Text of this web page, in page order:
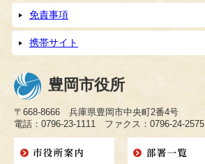
免責事項
携帯サイト
豊岡市役所
〒668-8666 兵庫県豊岡市中央町2番4号
電話：0796-23-1111 ファクス：0796-24-2575